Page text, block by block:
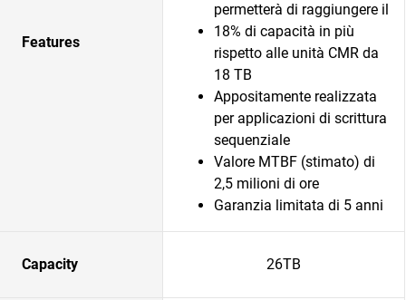
Features
permetterà di raggiungere il
18% di capacità in più
rispetto alle unità CMR da
18 TB
Appositamente realizzata
per applicazioni di scrittura
sequenziale
Valore MTBF (stimato) di
2,5 milioni di ore
Garanzia limitata di 5 anni
Capacity 26TB